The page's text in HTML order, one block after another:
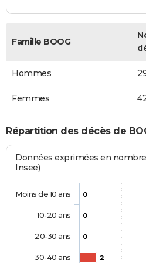
Famille BOOG
Hommes
Femmes
Répartition des décès de
Données exprimées en nombre
Insee)
0
0
0
2
Moins de 10 ans
10-20 ans
20-30 ans
30-40 ans